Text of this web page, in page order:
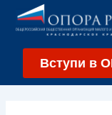
Перейти
Вступи в
Навигация
по